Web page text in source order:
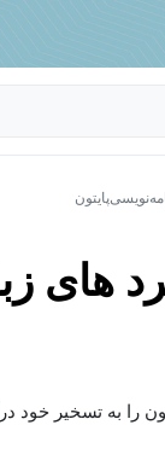
پایتون
های
را به تسخیر